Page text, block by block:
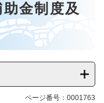
金制度及
ページ番号：0001763